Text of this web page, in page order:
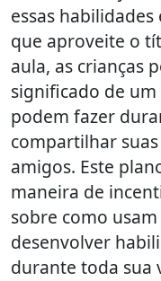
essas
que aproveite o
aula, as crianças
significado de
podem fazer
compartilhar
amigos. Este
maneira de
sobre como
desenvolver
durante toda sua